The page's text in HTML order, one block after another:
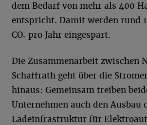
dem Bedarf von mehr als 400
entspricht. Damit werden rund
CO₂ pro Jahr eingespart.
Die Zusammenarbeit zwischen
Schaffrath geht über die
hinaus: Gemeinsam treiben
Unternehmen auch den Ausbau
Ladeinfrastruktur für